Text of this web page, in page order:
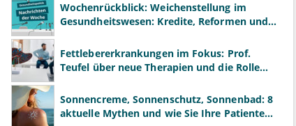
Wochenrückblick: Weichenstellung im
Gesundheitswesen: Kredite, Reformen und
Fettlebererkrankungen im Fokus: Prof.
Teufel über neue Therapien und die Rolle
Sonnencreme, Sonnenschutz, Sonnenbad: 8
aktuelle Mythen und wie Sie Ihre Patienten